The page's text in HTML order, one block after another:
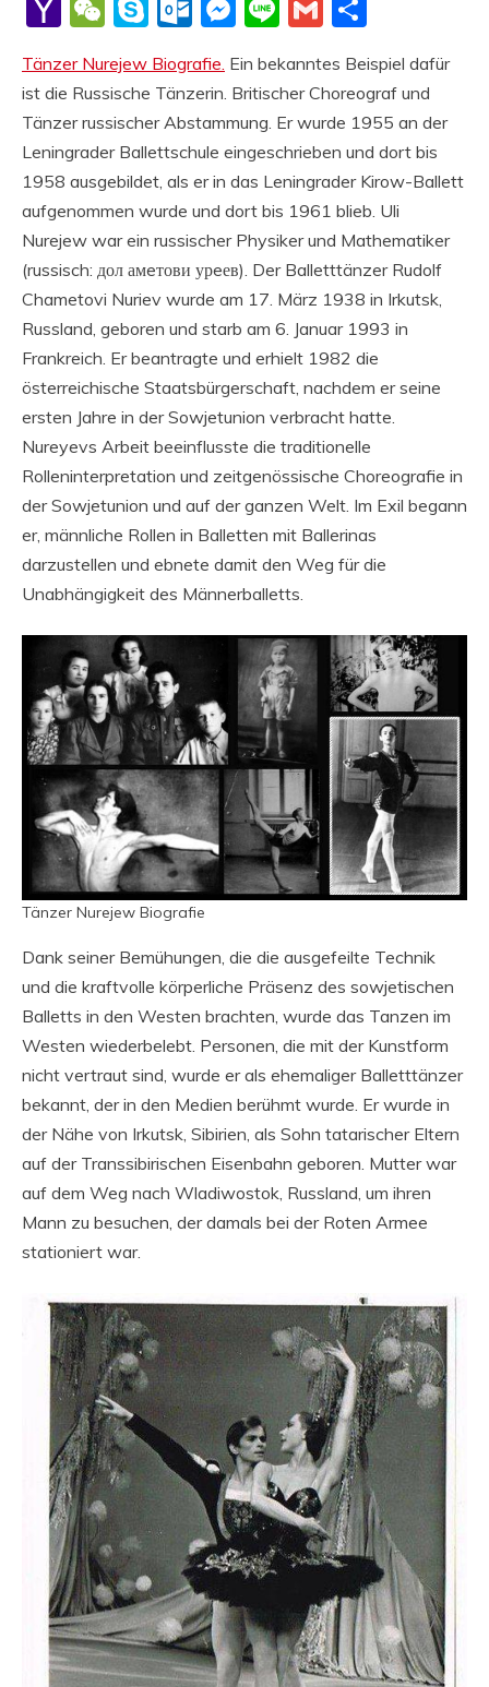
Yahoo
WeChat
SkypeOutlook.com
Messenger
LineGmail
Tänzer Nurejew Biografie. Ein bekanntes Beispiel dafür
ist die Russische Tänzerin. Britischer Choreograf und
Tänzer russischer Abstammung. Er wurde 1955 an der
Leningrader Ballettschule eingeschrieben und dort bis
1958 ausgebildet, als er in das Leningrader Kirow-Ballett
aufgenommen wurde und dort bis 1961 blieb. Uli
Nurejew war ein russischer Physiker und Mathematiker
(russisch: дол амeтови урeев). Der Balletttänzer Rudolf
Chametovi Nuriev wurde am 17. März 1938 in Irkutsk,
Russland, geboren und starb am 6. Januar 1993 in
Frankreich. Er beantragte und erhielt 1982 die
österreichische Staatsbürgerschaft, nachdem er seine
ersten Jahre in der Sowjetunion verbracht hatte.
Nureyevs Arbeit beeinflusste die traditionelle
Rolleninterpretation und zeitgenössische Choreografie in
der Sowjetunion und auf der ganzen Welt. Im Exil begann
er, männliche Rollen in Balletten mit Ballerinas
darzustellen und ebnete damit den Weg für die
Unabhängigkeit des Männerballetts.
Tänzer Nurejew Biografie
Dank seiner Bemühungen, die die ausgefeilte Technik
und die kraftvolle körperliche Präsenz des sowjetischen
Balletts in den Westen brachten, wurde das Tanzen im
Westen wiederbelebt. Personen, die mit der Kunstform
nicht vertraut sind, wurde er als ehemaliger Balletttänzer
bekannt, der in den Medien berühmt wurde. Er wurde in
der Nähe von Irkutsk, Sibirien, als Sohn tatarischer Eltern
auf der Transsibirischen Eisenbahn geboren. Mutter war
auf dem Weg nach Wladiwostok, Russland, um ihren
Mann zu besuchen, der damals bei der Roten Armee
stationiert war.